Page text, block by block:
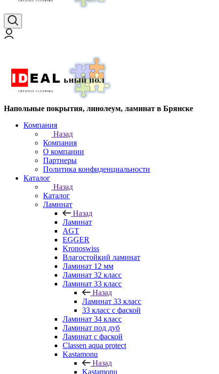
Напольные покрытия, линолеум, ламинат в Брянске
Компания
Назад
Компания
О компании
Партнеры
Политика конфиденциальности
Каталог
Назад
Каталог
Ламинат
Назад
Ламинат
AGT
EGGER
Kronoswiss
Влагостойкий ламинат
Ламинат 12 мм
Ламинат 32 класс
Ламинат 33 класс
Назад
Ламинат 33 класс
33 класс с фаской
Ламинат 34 класс
Ламинат под дуб
Ламинат с фаской
Classen aqua protect
Kastamonu
Назад
Kastamonu